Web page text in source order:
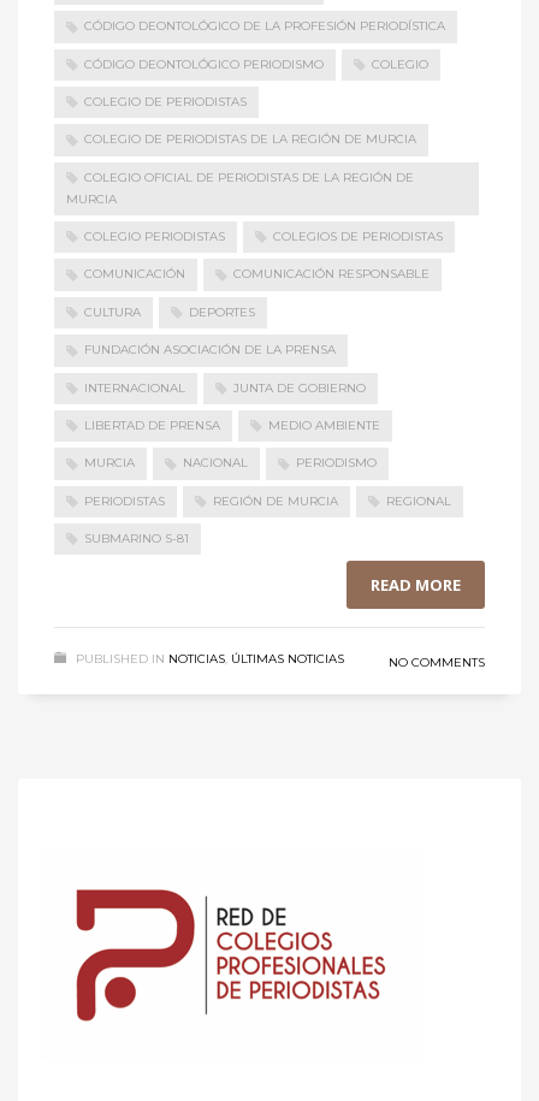
CÓDIGO DEONTOLÓGICO DE LA PROFESIÓN PERIODÍSTICA
CÓDIGO DEONTOLÓGICO PERIODISMO COLEGIO
COLEGIO DE PERIODISTAS
COLEGIO DE PERIODISTAS DE LA REGIÓN DE MURCIA
COLEGIO OFICIAL DE PERIODISTAS DE LA REGIÓN DE
MURCIA
COLEGIO PERIODISTAS COLEGIOS DE PERIODISTAS
COMUNICACIÓN COMUNICACIÓN RESPONSABLE
CULTURA DEPORTES
FUNDACIÓN ASOCIACIÓN DE LA PRENSA
INTERNACIONAL JUNTA DE GOBIERNO
LIBERTAD DE PRENSA MEDIO AMBIENTE
MURCIA NACIONAL PERIODISMO
PERIODISTAS REGIÓN DE MURCIA REGIONAL
SUBMARINO S-81
READ MORE
PUBLISHED IN NOTICIAS, ÚLTIMAS NOTICIAS NO COMMENTS